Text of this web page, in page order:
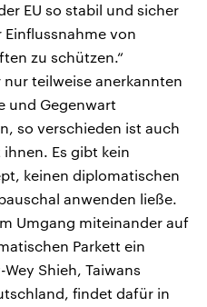
EU so stabil und sicher
von
zu schützen.“
teilweise anerkannten
und Gegenwart
so verschieden ist auch
Es gibt kein
keinen diplomatischen
anwenden ließe.
Umgang miteinander auf
Parkett ein
Shieh, Taiwans
findet dafür in